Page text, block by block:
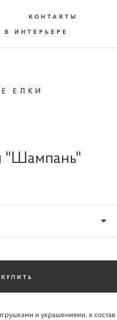
КОНТАКТЫ
В ИНТЕРЬЕРЕ
ЕЛКИ
"Шампань"
КУПИТЬ
и украшениями, в состав